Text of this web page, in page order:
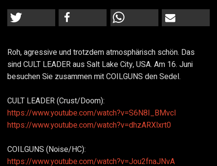
Roh, agressive und trotzdem atmosphärisch schön. Das
sind CULT LEADER aus Salt Lake City, USA. Am 16. Juni
besuchen Sie zusammen mit COILGUNS den Sedel.
CULT LEADER (Crust/Doom):
https://www.youtube.com/watch?v=S6N8I_BMvcI
https://www.youtube.com/watch?v=dhzARXlxrt0
COILGUNS (Noise/HC):
https://www.youtube.com/watch?v=Jou2fnaJNvA